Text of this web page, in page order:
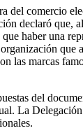
comercio
declaró
haber una
marcas
del
La